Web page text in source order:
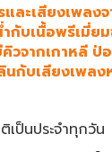
ละเสียงเพล
บเนื้อพรีเมี่ย
ากเกาหลี ป่
กับเสียงเพล
เป็นประจำทุกวัน